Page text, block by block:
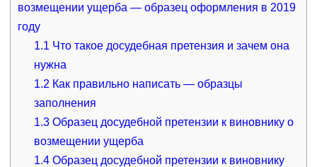
возмещении ущерба — образец оформления в 2019
году
1.1 Что такое досудебная претензия и зачем она
нужна
1.2 Как правильно написать — образцы
заполнения
1.3 Образец досудебной претензии к виновнику о
возмещении ущерба
1.4 Образец досудебной претензии к виновнику